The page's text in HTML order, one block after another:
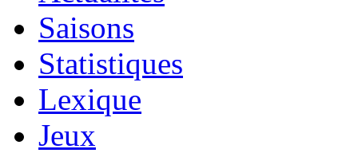
Saisons
Statistiques
Lexique
Jeux